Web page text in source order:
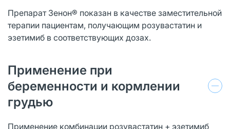
Препарат Зенон® показан в качестве заместительной
терапии пациентам, получающим розувастатин и
эзетимиб в соответствующих дозах.
Применение при
беременности и кормлении
грудью
Применение комбинации розувастатин + эзетимиб